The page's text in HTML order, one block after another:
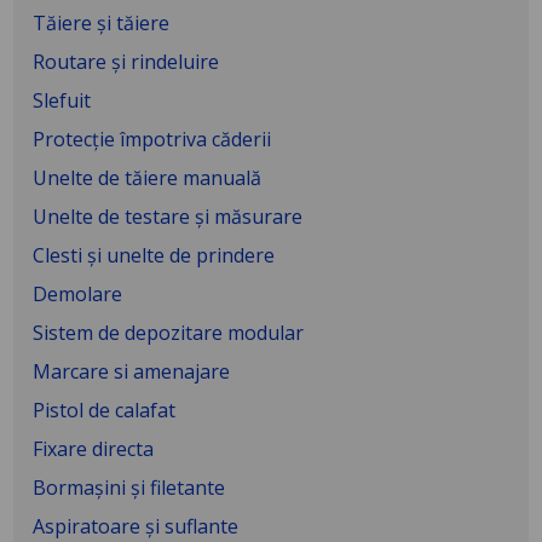
Tăiere şi tăiere
Routare şi rindeluire
Slefuit
Protecţie împotriva căderii
Unelte de tăiere manuală
Unelte de testare şi măsurare
Clesti şi unelte de prindere
Demolare
Sistem de depozitare modular
Marcare si amenajare
Pistol de calafat
Fixare directa
Bormașini și filetante
Aspiratoare și suflante